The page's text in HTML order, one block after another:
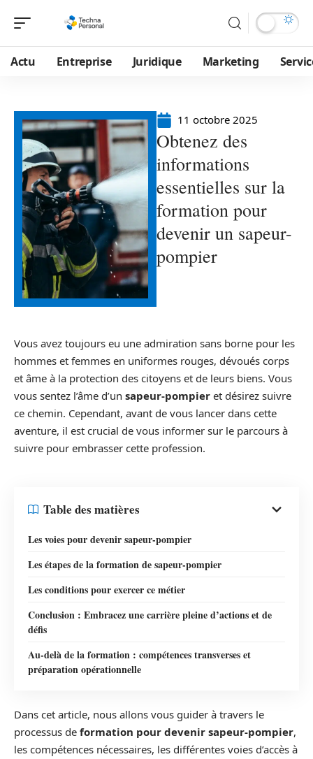
Actu Entreprise Juridique Marketing
11 octobre 2025
Obtenez des
informations
essentielles sur la
formation pour
devenir un sapeur-
pompier
Vous avez toujours eu une admiration sans borne pour les
hommes et femmes en uniformes rouges, dévoués corps
et âme à la protection des citoyens et de leurs biens. Vous
vous sentez l’âme d’un sapeur-pompier et désirez suivre
ce chemin. Cependant, avant de vous lancer dans cette
aventure, il est crucial de vous informer sur le parcours à
suivre pour embrasser cette profession.
Table des matières
Les voies pour devenir sapeur-pompier
Les étapes de la formation de sapeur-pompier
Les conditions pour exercer ce métier
Conclusion : Embracez une carrière pleine d’actions et de
défis
Au-delà de la formation : compétences transverses et
préparation opérationnelle
Dans cet article, nous allons vous guider à travers le
processus de formation pour devenir sapeur-pompier,
les compétences nécessaires, les différentes voies d’accès à